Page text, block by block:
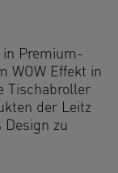
Premium-
WOW Effekt in
Tischabroller
der Leitz
Design zu